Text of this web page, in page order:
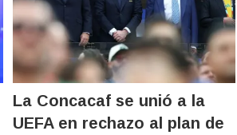
La Concacaf se unió a la
UEFA en rechazo al plan de